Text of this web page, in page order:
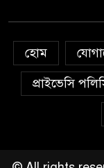
হোম
প্রাইভেসি